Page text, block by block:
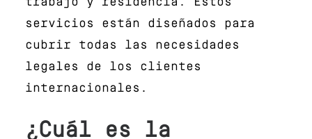
servicios están diseñados para
cubrir todas las necesidades
legales de los clientes
internacionales.
¿Cuál es la